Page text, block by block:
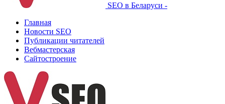
SEO в Беларуси -
Главная
Новости SEO
Публикации читателей
Вебмастерская
Сайтостроение